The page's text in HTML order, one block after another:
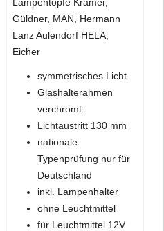
Güldner, MAN, Hermann
Lanz Aulendorf HELA,
Eicher
symmetrisches Licht
Glashalterahmen
verchromt
Lichtaustritt 130 mm
nationale
Typenprüfung nur für
Deutschland
inkl. Lampenhalter
ohne Leuchtmittel
für Leuchtmittel 12V